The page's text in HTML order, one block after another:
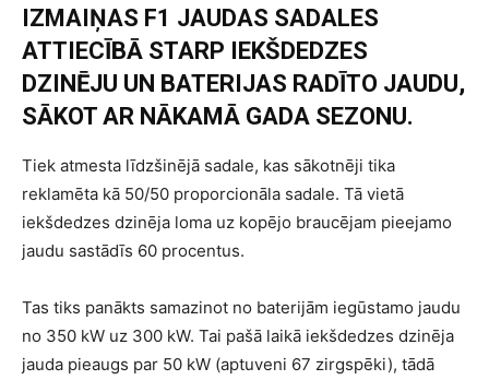
IZMAIŅAS F1 JAUDAS SADALES
ATTIECĪBĀ STARP IEKŠDEDZES
DZINĒJU UN BATERIJAS RADĪTO JAUDU,
SĀKOT AR NĀKAMĀ GADA SEZONU.
Tiek atmesta līdzšinējā sadale, kas sākotnēji tika
reklamēta kā 50/50 proporcionāla sadale. Tā vietā
iekšdedzes dzinēja loma uz kopējo braucējam pieejamo
jaudu sastādīs 60 procentus.
Tas tiks panākts samazinot no baterijām iegūstamo jaudu
no 350 kW uz 300 kW. Tai pašā laikā iekšdedzes dzinēja
jauda pieaugs par 50 kW (aptuveni 67 zirgspēki), tādā